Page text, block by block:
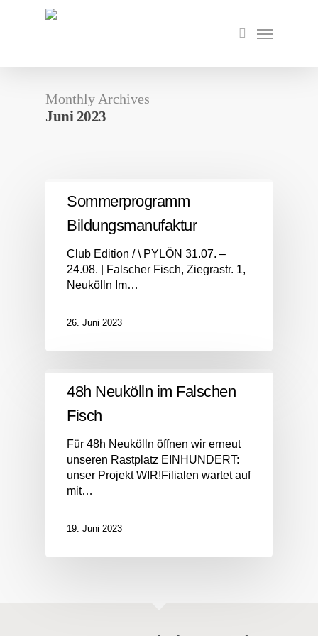
search
Menu
Monthly Archives
Juni 2023
Sommerprogramm
Bildungsmanufaktur
Club Edition / \ PYLÖN 31.07. –
24.08. | Falscher Fisch, Ziegrastr. 1,
Neukölln Im…
26. Juni 2023
48h Neukölln im Falschen
Fisch
Für 48h Neukölln öffnen wir erneut
unseren Rastplatz EINHUNDERT:
unser Projekt WIR!Filialen wartet auf
mit…
19. Juni 2023